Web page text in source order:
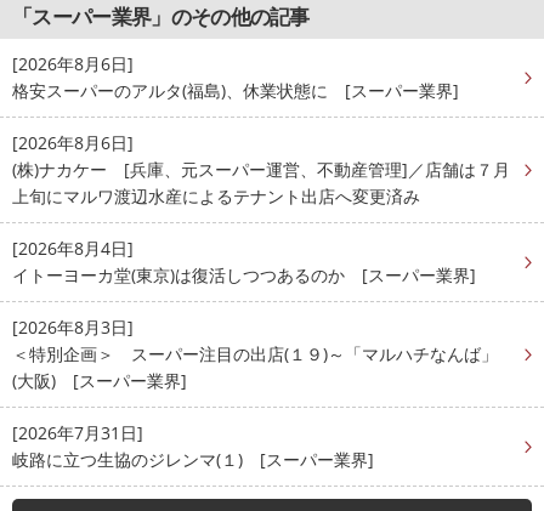
「スーパー業界」のその他の記事
[2026年8月6日]
格安スーパーのアルタ(福島)、休業状態に [スーパー業界]
[2026年8月6日]
(株)ナカケー [兵庫、元スーパー運営、不動産管理]／店舗は７月
上旬にマルワ渡辺水産によるテナント出店へ変更済み
[2026年8月4日]
イトーヨーカ堂(東京)は復活しつつあるのか [スーパー業界]
[2026年8月3日]
＜特別企画＞ スーパー注目の出店(１９)～「マルハチなんば」
(大阪) [スーパー業界]
[2026年7月31日]
岐路に立つ生協のジレンマ(１) [スーパー業界]